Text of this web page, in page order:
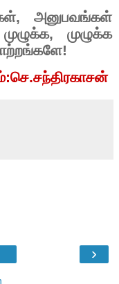
,அனுபவங்கள்
முழுக்க, முழுக்க
!
›